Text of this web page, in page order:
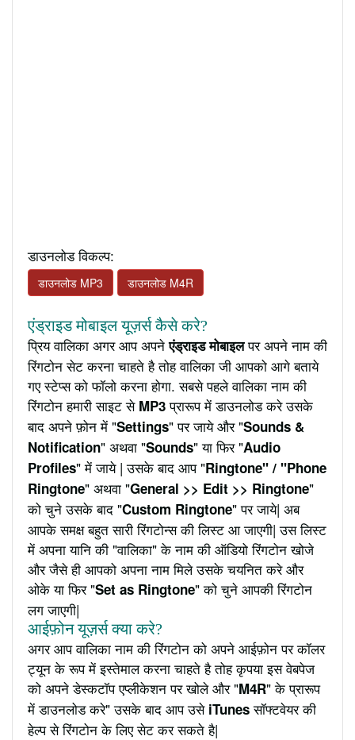
डाउनलोड विकल्प:
डाउनलोड MP3 डाउनलोड M4R
एंड्राइड मोबाइल यूज़र्स कैसे करे?
प्रिय वालिका अगर आप अपनेएंड्राइड मोबाइलपर अपने नाम की
रिंगटोन सेट करना चाहते है तोह वालिका जी आपको आगे बताये
गए स्टेप्स को फॉलो करना होगा. सबसे पहले वालिका नाम की
रिंगटोन हमारी साइट से MP3प्रारूप में डाउनलोड करे उसके
बाद अपने फ़ोन में "Settings" पर जाये और "Sounds &
Notification" अथवा "Sounds" या फिर "Audio
Profiles" में जाये | उसके बाद आप "Ringtone" / "Phone
Ringtone" अथवा "General >> Edit >> Ringtone"
को चुने उसके बाद "Custom Ringtone" पर जाये| अब
आपके समक्ष बहुत सारी रिंगटोन्स की लिस्ट आ जाएगी| उस लिस्ट
में अपना यानि की "वालिका" के नाम की ऑडियो रिंगटोन खोजे
और जैसे ही आपको अपना नाम मिले उसके चयनित करे और
ओके या फिर "Set as Ringtone" को चुने आपकी रिंगटोन
लग जाएगी|
आईफ़ोन यूज़र्स क्या करे?
अगर आप वालिका नाम की रिंगटोन को अपने आईफ़ोन पर कॉलर
ट्यून के रूप में इस्तेमाल करना चाहते है तोह कृपया इस वेबपेज
को अपने डेस्कटॉप एप्लीकेशन पर खोले और "M4R" के प्रारूप
में डाउनलोड करे" उसके बाद आप उसे iTunesसॉफ्टवेयर की
हेल्प से रिंगटोन के लिए सेट कर सकते है|